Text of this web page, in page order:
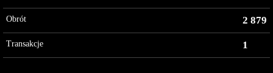
Obrót 2 879
Transakcje 1